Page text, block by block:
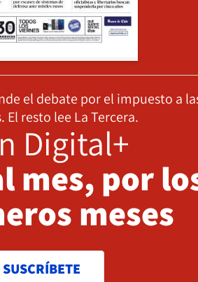
el debate por el impuesto a
El resto lee La Tercera.
Digital+
mes, por
meses
SUSCRÍBETE